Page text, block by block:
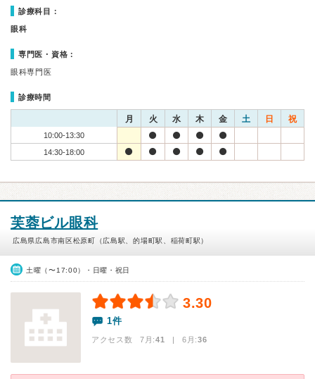
診療科目：
眼科
専門医・資格：
眼科専門医
診療時間
月 火 水 木 金 土 日 祝
10:00-13:30
14:30-18:00
芙蓉ビル眼科
広島県広島市南区松原町（広島駅、的場町駅、稲荷町駅）
土曜（〜17:00）・日曜・祝日
3.30
1件
アクセス数 7月:41 | 6月:36